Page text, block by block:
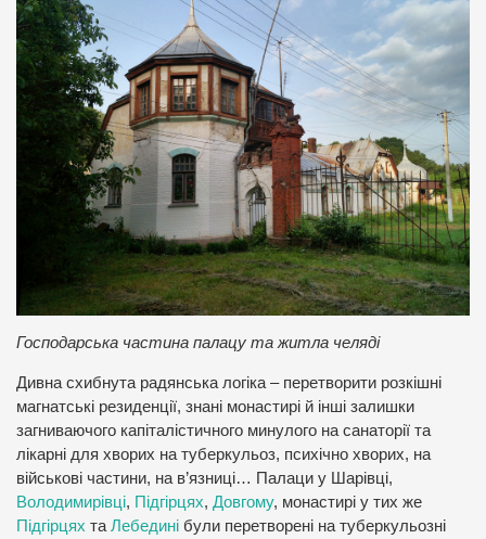
Господарська частина палацу та житла челяді
Дивна схибнута радянська логіка – перетворити розкішні
магнатські резиденції, знані монастирі й інші залишки
загниваючого капіталістичного минулого на санаторії та
лікарні для хворих на туберкульоз, психічно хворих, на
військові частини, на в’язниці… Палаци у Шарівці,
Володимирівці, Підгірцях, Довгому, монастирі у тих же
Підгірцях та Лебедині були перетворені на туберкульозні